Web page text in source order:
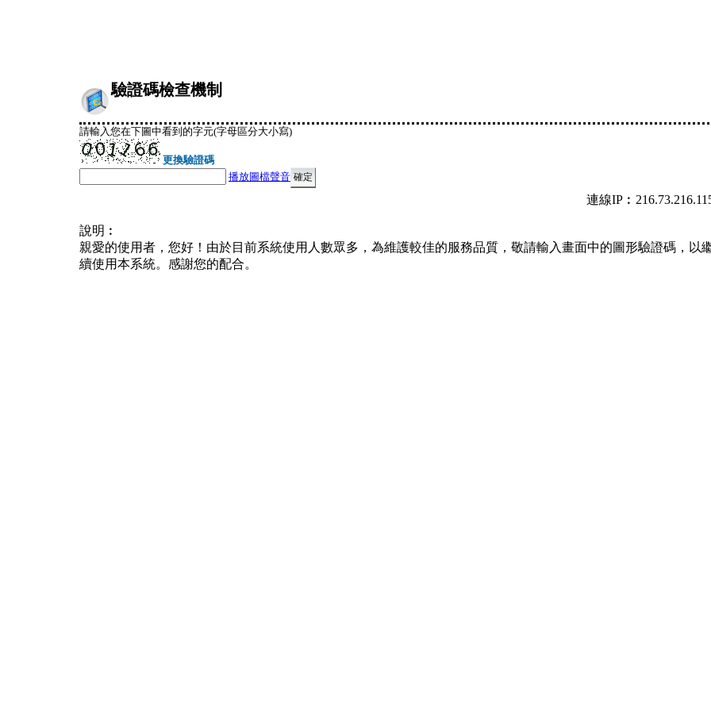
驗證碼檢查機制
請輸入您在下圖中看到的字元(字母區分大小寫)
更換驗證碼
播放圖檔聲音
連線
說明︰
親愛的使用者，您好！由於目前系統使用人數眾多，為維護較佳的服務品質，敬請輸入畫面中的圖形驗證碼，以
續使用本系統。感謝您的配合。